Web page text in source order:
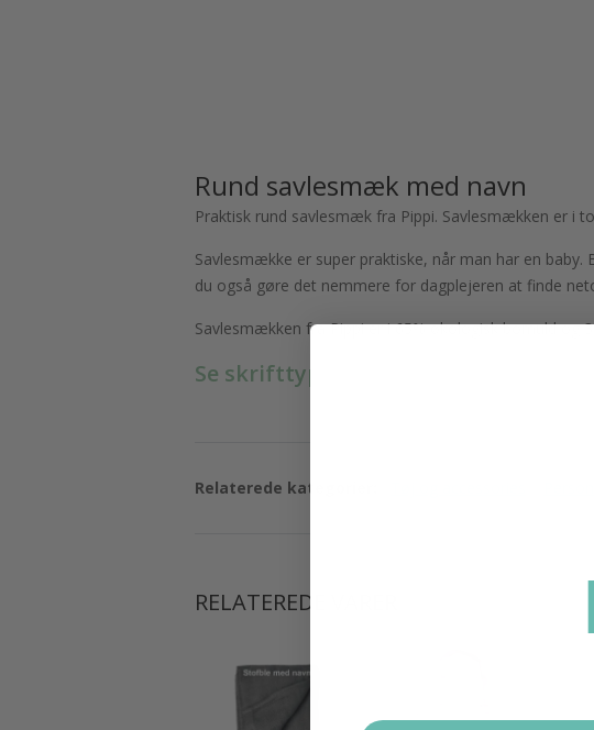
Rund savlesmæk med navn
Praktisk rund savlesmæk fra Pippi. Savlesmækken er i
Savlesmække er super praktiske, når man har en
du også gøre det nemmere for dagplejeren at finde
Savlesmækken fra Pippi er i 65% økologisk bomuld og
Se skrifttyperne her.
Relaterede kategorier:
RELATEREDE VARER